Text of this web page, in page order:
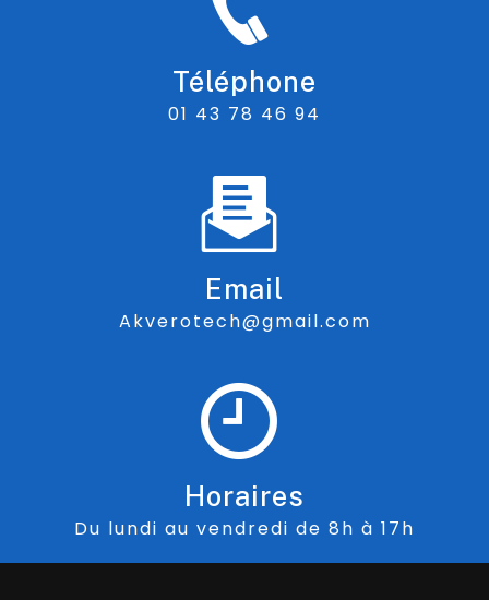
Téléphone
01 43 78 46 94
Email
akverotech@gmail.com
Horaires
Du lundi au vendredi de 8h à 17h